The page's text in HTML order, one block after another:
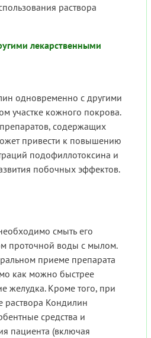
раствора
лекарственными
одновременно с другими
участке кожного покрова.
содержащих
привести к повышению
подофиллотоксина и
побочных эффектов.
смыть его
проточной воды с мылом.
приеме препарата
как можно быстрее
желудка. Кроме того, при
раствора Кондилин
средства и
пациента (включая